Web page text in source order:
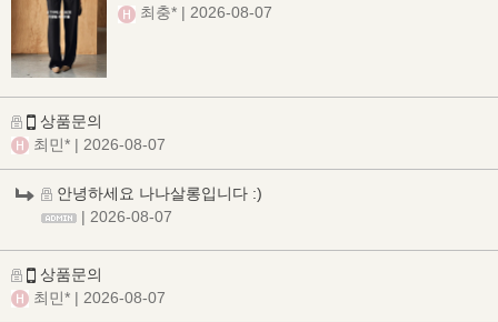
최충* | 2026-08-07
상품문의
최민* | 2026-08-07
안녕하세요 나나살롱입니다 :)
| 2026-08-07
상품문의
최민* | 2026-08-07